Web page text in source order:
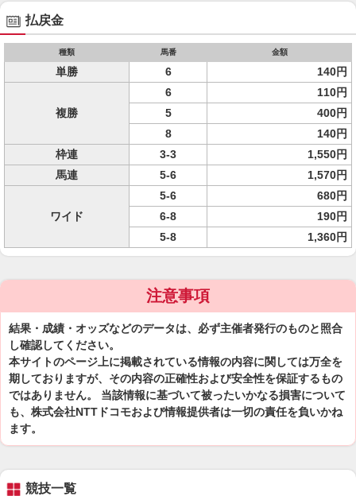
払戻金
種類 馬番 金額
単勝 6 140円
複勝
6
110円
5
400円
8
140円
枠連
3-3
1,550円
馬連
5-6 1,570円
ワイド
5-6
680円
6-8
190円
5-8
1,360円
注意事項
結果・成績・オッズなどのデータは、必ず主催者発行のものと照合
し確認してください。
本サイトのページ上に掲載されている情報の内容に関しては万全を
期しておりますが、その内容の正確性および安全性を保証するもの
ではありません。 当該情報に基づいて被ったいかなる損害について
も、株式会社NTTドコモおよび情報提供者は一切の責任を負いかね
ます。
競技一覧